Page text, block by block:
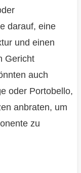
darauf, eine
und einen
Gericht
auch
oder Portobello,
anbraten, um
zu